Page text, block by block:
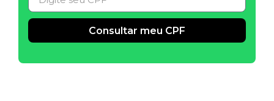
Consultar meu CPF